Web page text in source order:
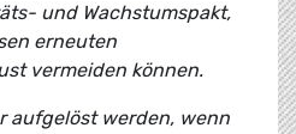
und Wachstumspakt,
erneuten
vermeiden können.
aufgelöst werden, wenn